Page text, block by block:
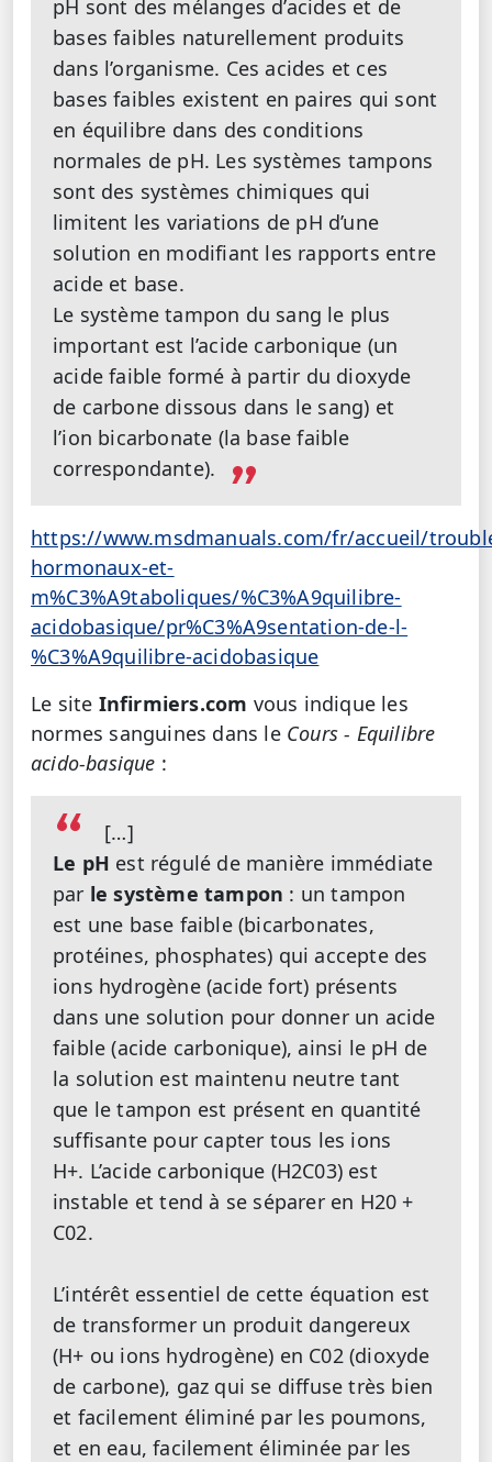
pH sont des mélanges d’acides et de
bases faibles naturellement produits
dans l’organisme. Ces acides et ces
bases faibles existent en paires qui sont
en équilibre dans des conditions
normales de pH. Les systèmes tampons
sont des systèmes chimiques qui
limitent les variations de pH d’une
solution en modifiant les rapports entre
acide et base.
Le système tampon du sang le plus
important est l’acide carbonique (un
acide faible formé à partir du dioxyde
de carbone dissous dans le sang) et
l’ion bicarbonate (la base faible
correspondante).
https://www.msdmanuals.com/fr/accueil/
hormonaux-et-
m%C3%A9taboliques/%C3%A9quilibre-
acidobasique/pr%C3%A9sentation-de-l-
%C3%A9quilibre-acidobasique
Le site Infirmiers.com vous indique les
normes sanguines dans le Cours - Equilibre
acido-basique :
[…]
Le pH est régulé de manière immédiate
par le système tampon : un tampon
est une base faible (bicarbonates,
protéines, phosphates) qui accepte des
ions hydrogène (acide fort) présents
dans une solution pour donner un acide
faible (acide carbonique), ainsi le pH de
la solution est maintenu neutre tant
que le tampon est présent en quantité
suffisante pour capter tous les ions
H+. L’acide carbonique (H2C03) est
instable et tend à se séparer en H20 +
C02.
L’intérêt essentiel de cette équation est
de transformer un produit dangereux
(H+ ou ions hydrogène) en C02 (dioxyde
de carbone), gaz qui se diffuse très bien
et facilement éliminé par les poumons,
et en eau, facilement éliminée par les